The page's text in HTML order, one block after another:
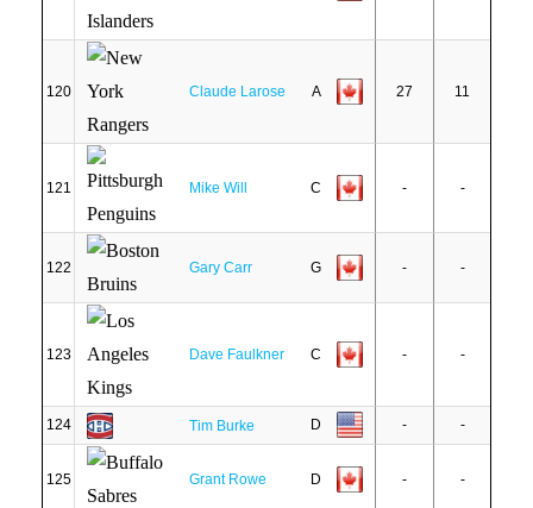
120 Claude Larose A 27 11
121 Mike Will C - -
122 Gary Carr G - -
123 Dave Faulkner C - -
124 Tim Burke D - -
125 Grant Rowe D - -